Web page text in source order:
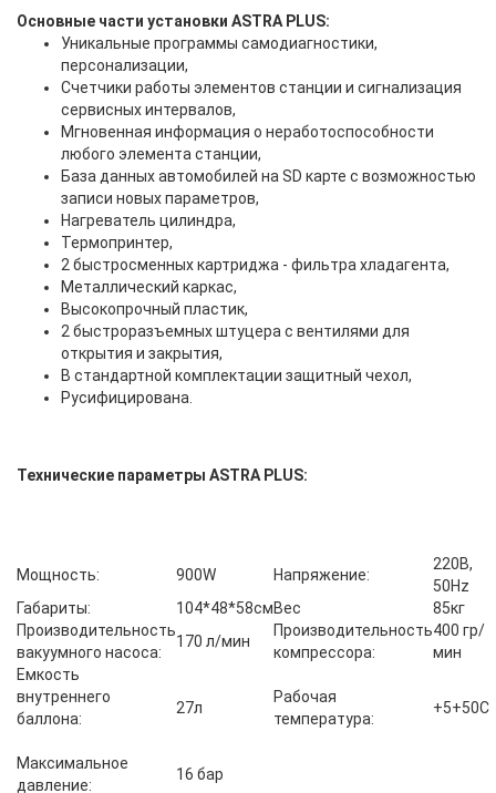
Основные части установки ASTRA PLUS:
Уникальные программы самодиагностики,
персонализации,
Счетчики работы элементов станции и сигнализация
сервисных интервалов,
Мгновенная информация о неработоспособности
любого элемента станции,
База данных автомобилей на SD карте с возможностью
записи новых параметров,
Нагреватель цилиндра,
Термопринтер,
2 быстросменных картриджа - фильтра хладагента,
Металлический каркас,
Высокопрочный пластик,
2 быстроразъемных штуцера с вентилями для
открытия и закрытия,
В стандартной комплектации защитный чехол,
Русифицирована.
Технические параметры ASTRA PLUS:
Мощность: 900W Напряжение:
220В,
50Hz
Габариты:
104*48*58смВес
85кг
Производительность
вакуумного насоса:
170 л/мин
Производительность
компрессора:
400 гр/
мин
Емкость
внутреннего
баллона:
27л
Рабочая
температура:
+5+50С
Максимальное
давление:
16 бар